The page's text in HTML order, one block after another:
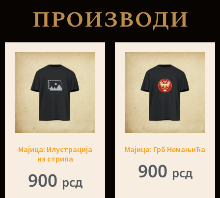
производи
Mајица: Илустрација
из стрипа
900 рсд
Mајица: Грб Немањића
900 рсд